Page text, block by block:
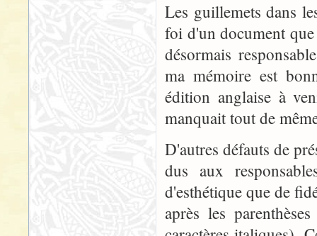
Les guillemets dans
foi d'un document que
désormais
ma mémoire est
édition anglaise à
manquait tout de
D'autres défauts de
dus aux
d'esthétique que de
après les